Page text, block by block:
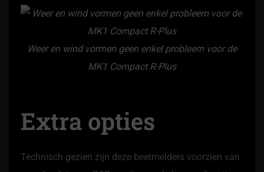
Weer en wind vormen geen enkel probleem voor de
MK1 Compact R-Plus
Extra opties
Technisch gezien zijn deze beetmelders voorzien van